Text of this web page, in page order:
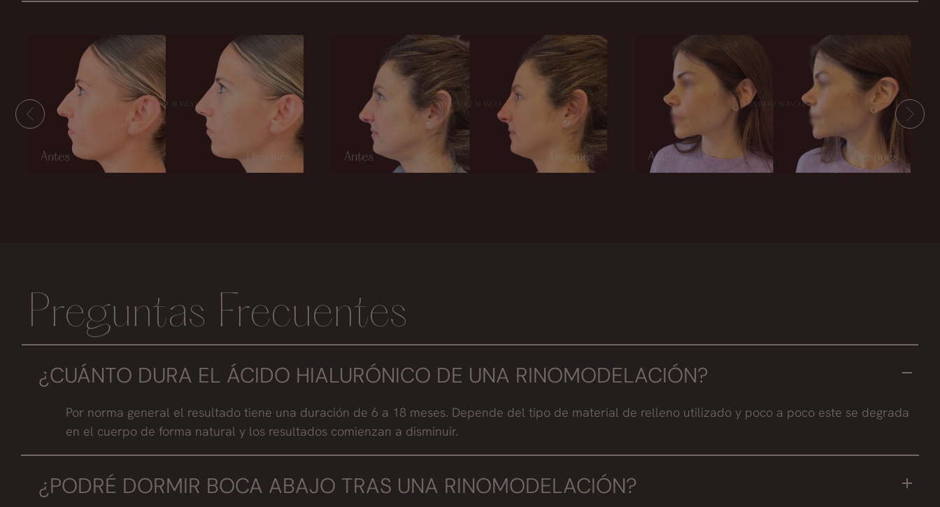
Preguntas Frecuentes
¿CUÁNTO DURA EL ÁCIDO HIALURÓNICO DE UNA RINOMODELACIÓN?
Por norma general el resultado tiene una duración de 6 a 18 meses. Depende del tipo de material de relleno utilizado y poco a poco este se degrada
en el cuerpo de forma natural y los resultados comienzan a disminuir.
¿PODRÉ DORMIR BOCA ABAJO TRAS UNA RINOMODELACIÓN?